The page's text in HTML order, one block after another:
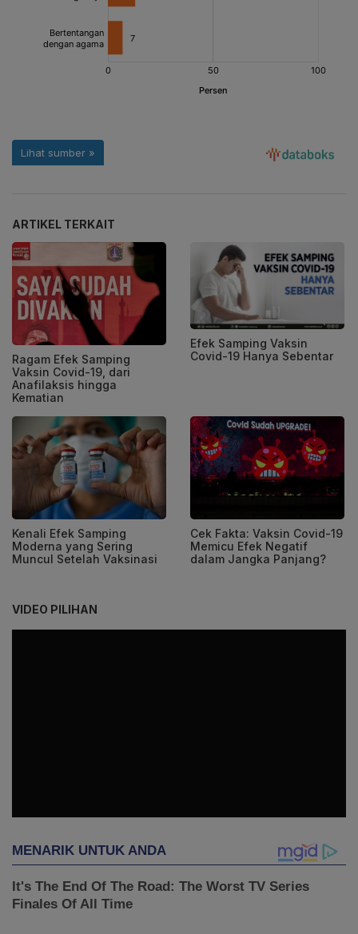
ARTIKEL TERKAIT
Ragam Efek Samping
Vaksin Covid-19, dari
Anafilaksis hingga
Kematian
Efek Samping Vaksin
Covid-19 Hanya Sebentar
Kenali Efek Samping
Moderna yang Sering
Muncul Setelah Vaksinasi
Cek Fakta: Vaksin Covid-19
Memicu Efek Negatif
dalam Jangka Panjang?
VIDEO PILIHAN